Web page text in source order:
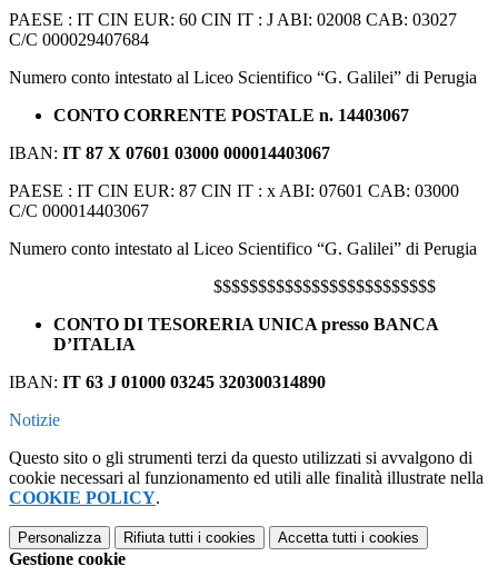
PAESE : IT CIN EUR: 60 CIN IT : J ABI: 02008 CAB: 03027
C/C 000029407684
Numero conto intestato al Liceo Scientifico “G. Galilei” di Perugia
CONTO CORRENTE POSTALE n. 14403067
IBAN: IT 87 X 07601 03000 000014403067
PAESE : IT CIN EUR: 87 CIN IT : x ABI: 07601 CAB: 03000
C/C 000014403067
Numero conto intestato al Liceo Scientifico “G. Galilei” di Perugia
$$$$$$$$$$$$$$$$$$$$$$$$$
CONTO DI TESORERIA UNICA presso BANCA
D’ITALIA
IBAN: IT 63 J 01000 03245 320300314890
Notizie
Questo sito o gli strumenti terzi da questo utilizzati si avvalgono di
cookie necessari al funzionamento ed utili alle finalità illustrate nella
COOKIE POLICY.
Personalizza Rifiuta tutti i cookies Accetta tutti i cookies
Gestione cookie